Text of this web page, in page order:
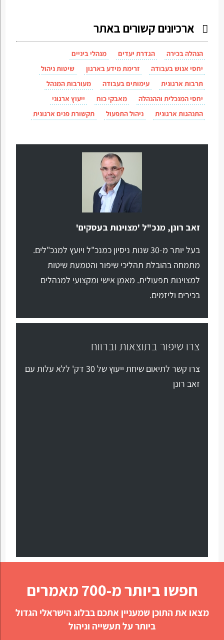
ארכיונים קשורים באתר
הנהלה בכירה הגדרת יעדים
מנהלי ביניים
יחסי אנוש בעבודה
זרימת מידע בארגון
שיטות ניהול
תרבות ארגונית
עימותים בעבודה
מעורבות המנהל
יחסי המנכלית וההנהלה
מאבקי כוח
ייעוץ ארגוני
התנהגות ארגונית
ניהול התפעול תקשורת פנים ארגונית
זאב רונן, מנכ"ל 'מצוינות בעסקים'
בעל יותר מ-30 שנות ניסיון כמנכ"ל ויועץ למנכ"לים.
מתמחה בהובלת תהליכי שיפור והטמעת שיטות
למצוינות תפעולית. מאמן אישי ומקצועי למנהלים
בכירים וליזמים.
צרו שיפור בתוצאות וברווח
צרו קשר לתיאום שיחת ייעוץ של 30 דק' ללא עלות עם
זאב רונן
חפשו ביותר מ-700 מאמרים
מצאו את התוכן שמעניין אתכם בבלוג הישראלי הגדול
ביותר על תעשייה וניהול